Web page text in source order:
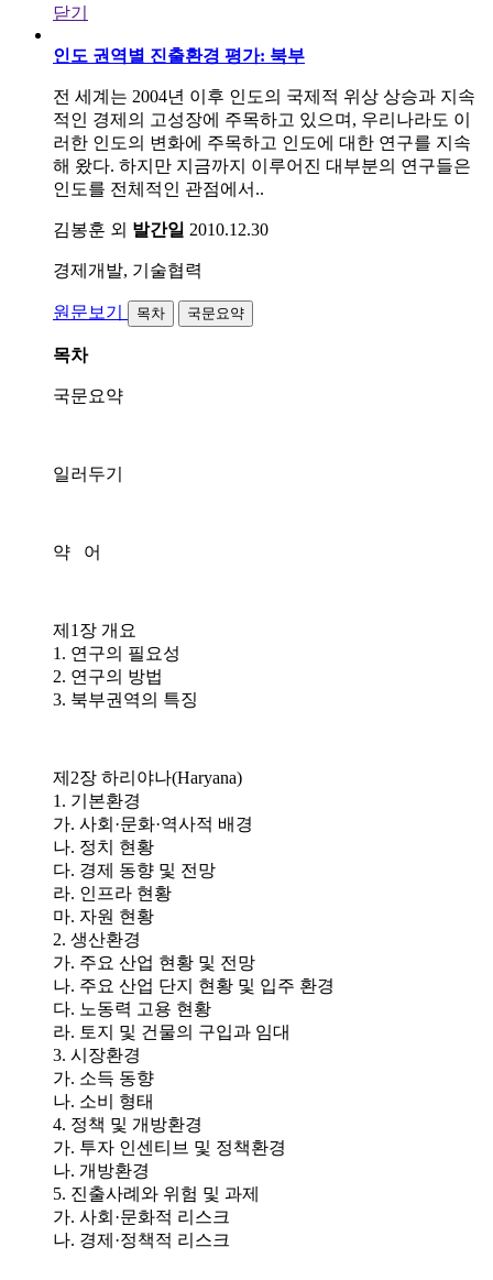
닫기
인도 권역별 진출환경 평가: 북부
전 세계는 2004년 이후 인도의 국제적 위상 상승과 지속
적인 경제의 고성장에 주목하고 있으며, 우리나라도 이
러한 인도의 변화에 주목하고 인도에 대한 연구를 지속
해 왔다. 하지만 지금까지 이루어진 대부분의 연구들은
인도를 전체적인 관점에서..
김봉훈 외 발간일 2010.12.30
경제개발, 기술협력
원문보기 목차 국문요약
목차
국문요약
일러두기
약 어
제1장 개요
1. 연구의 필요성
2. 연구의 방법
3. 북부권역의 특징
제2장 하리야나(Haryana)
1. 기본환경
가. 사회·문화·역사적 배경
나. 정치 현황
다. 경제 동향 및 전망
라. 인프라 현황
마. 자원 현황
2. 생산환경
가. 주요 산업 현황 및 전망
나. 주요 산업 단지 현황 및 입주 환경
다. 노동력 고용 현황
라. 토지 및 건물의 구입과 임대
3. 시장환경
가. 소득 동향
나. 소비 형태
4. 정책 및 개방환경
가. 투자 인센티브 및 정책환경
나. 개방환경
5. 진출사례와 위험 및 과제
가. 사회·문화적 리스크
나. 경제·정책적 리스크